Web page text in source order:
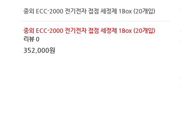
중외 ECC-2000 전기전자 접점 세정제 1Box (20개입)
중외 ECC-2000 전기전자 접점 세정제 1Box (20개입)
리뷰 0
352,000원